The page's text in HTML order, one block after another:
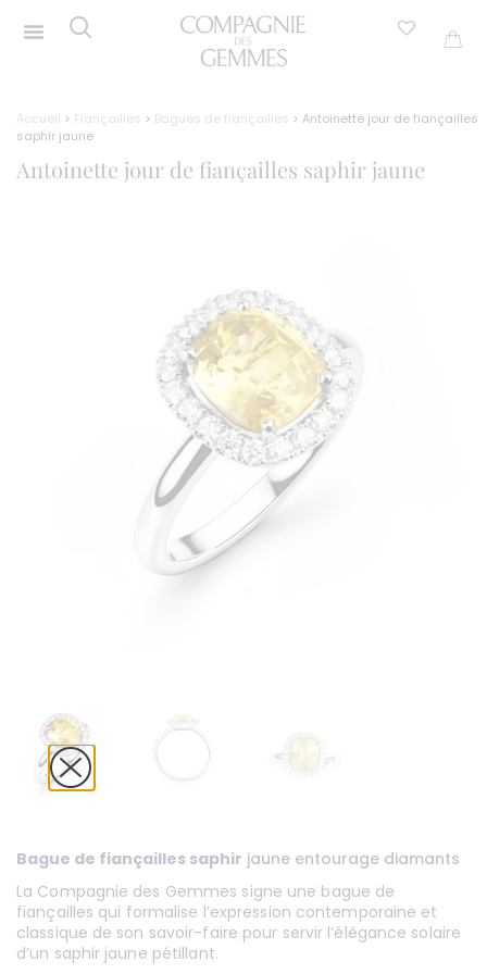
Accueil > Fiançailles > Bagues de fiançailles > Antoinette jour de fiançailles
saphir jaune
Antoinette jour de fiançailles saphir jaune
Bague de fiançailles saphir jaune entourage diamants
La Compagnie des Gemmes signe une bague de
fiançailles qui formalise l’expression contemporaine et
classique de son savoir-faire pour servir l’élégance solaire
d’un saphir jaune pétillant.